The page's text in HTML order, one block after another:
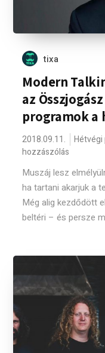
tixa
Modern
az
programok a
2018.09.11. Hétvégi
hozzászólás
Muszáj lesz
ha tartani akarjuk a
Még alig kezdődött
beltéri – és persze